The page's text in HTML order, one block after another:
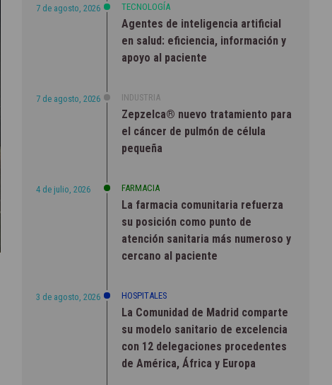
7 de agosto, 2026 TECNOLOGÍA
Agentes de inteligencia artificial
en salud: eficiencia, información y
apoyo al paciente
7 de agosto, 2026 INDUSTRIA
Zepzelca® nuevo tratamiento para
el cáncer de pulmón de célula
pequeña
4 de julio, 2026 FARMACIA
La farmacia comunitaria refuerza
su posición como punto de
atención sanitaria más numeroso y
cercano al paciente
3 de agosto, 2026 HOSPITALES
La Comunidad de Madrid comparte
su modelo sanitario de excelencia
con 12 delegaciones procedentes
de América, África y Europa